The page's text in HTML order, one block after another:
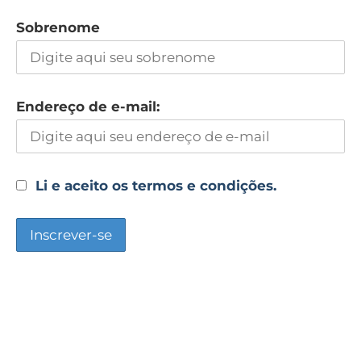
Sobrenome
Endereço de e-mail:
Li e aceito os termos e condições.